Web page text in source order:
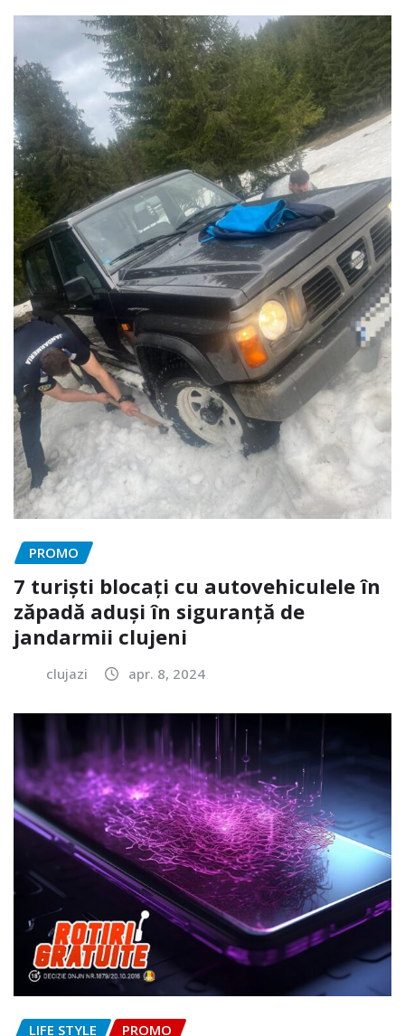
PROMO
7 turiști blocați cu autovehiculele în
zăpadă aduși în siguranță de
jandarmii clujeni
clujazi apr. 8, 2024
LIFE STYLE PROMO